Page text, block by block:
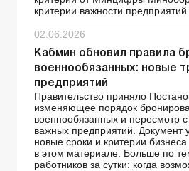
критерии важности предприятий
02.06.2026
Кабмин обновил правила
военнообязанных: новые
предприятий
Правительство приняло
изменяющее порядок
военнообязанных и пересмотр
важных предприятий. Документ
новые сроки и критерии
в этом материале. Больше по
работников за сутки: когда